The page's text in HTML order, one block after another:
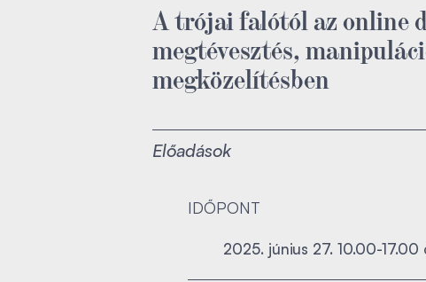
A trójai falótól az online
megtévesztés,
megközelítésben
Előadások
IDŐPONT
2025. június 27. 10.00-